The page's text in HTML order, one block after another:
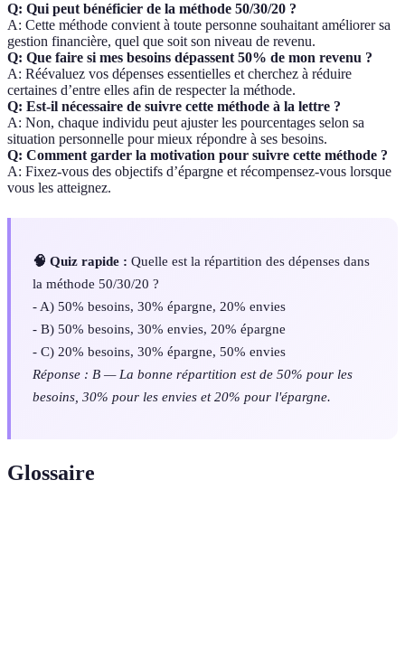
Q: Qui peut bénéficier de la méthode 50/30/20 ?
A: Cette méthode convient à toute personne souhaitant améliorer sa
gestion financière, quel que soit son niveau de revenu.
Q: Que faire si mes besoins dépassent 50% de mon revenu ?
A: Réévaluez vos dépenses essentielles et cherchez à réduire
certaines d’entre elles afin de respecter la méthode.
Q: Est-il nécessaire de suivre cette méthode à la lettre ?
A: Non, chaque individu peut ajuster les pourcentages selon sa
situation personnelle pour mieux répondre à ses besoins.
Q: Comment garder la motivation pour suivre cette méthode ?
A: Fixez-vous des objectifs d’épargne et récompensez-vous lorsque
vous les atteignez.
🧠 Quiz rapide : Quelle est la répartition des dépenses dans
la méthode 50/30/20 ?
- A) 50% besoins, 30% épargne, 20% envies
- B) 50% besoins, 30% envies, 20% épargne
- C) 20% besoins, 30% épargne, 50% envies
Réponse : B — La bonne répartition est de 50% pour les
besoins, 30% pour les envies et 20% pour l'épargne.
Glossaire